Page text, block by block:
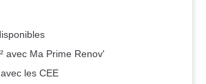
avec Ma Prime Renov'
les CEE